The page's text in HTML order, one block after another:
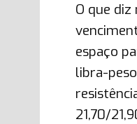
O que
espaço
libra-
21,70/